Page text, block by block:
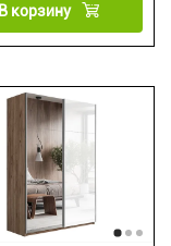
В корзину